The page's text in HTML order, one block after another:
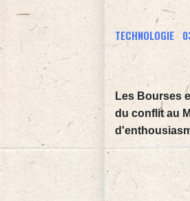
TECHNOLOGIE
Les Bourses
du conflit au